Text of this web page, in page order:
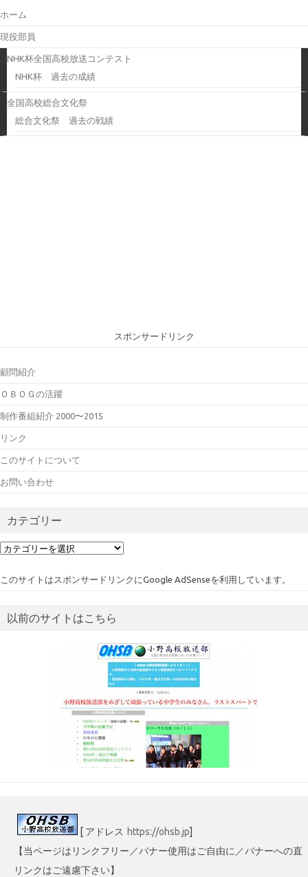
ホーム
現役部員
NHK杯全国高校放送コンテスト
NHK杯 過去の成績
全国高校総合文化祭
総合文化祭 過去の戦績
スポンサードリンク
顧問紹介
ＯＢＯＧの活躍
制作番組紹介 2000〜2015
リンク
このサイトについて
お問い合わせ
カテゴリー
カ
リ
このサイトはスポンサードリンクにGoogle AdSenseを利用しています。
以前のサイトはこちら
[ アドレス https://ohsb.jp]
【当ページはリンクフリー／バナー使用はご自由に／バナーへの直
リンクはご遠慮下さい】